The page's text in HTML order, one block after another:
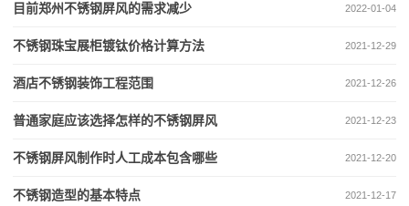
2022-01-04
目前郑州不锈钢屏风的需求减少
2021-12-29
不锈钢珠宝展柜镀钛价格计算方法
2021-12-26
酒店不锈钢装饰工程范围
2021-12-23
普通家庭应该选择怎样的不锈钢屏风
2021-12-20
不锈钢屏风制作时人工成本包含哪些
2021-12-17
不锈钢造型的基本特点